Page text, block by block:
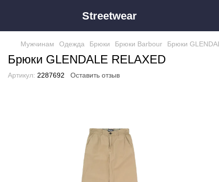
Streetwear
Мужчинам Одежда Брюки Брюки Barbour Брюки
Брюки GLENDALE RELAXED
Артикул: 2287692 Оставить отзыв